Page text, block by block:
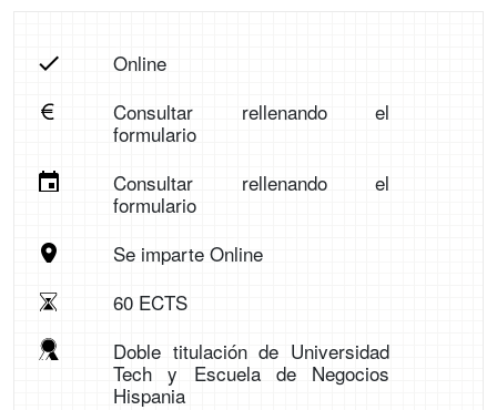
Online
Consultar rellenando el
formulario
Consultar rellenando el
formulario
Se imparte Online
60 ECTS
Doble titulación de Universidad
Tech y Escuela de Negocios
Hispania